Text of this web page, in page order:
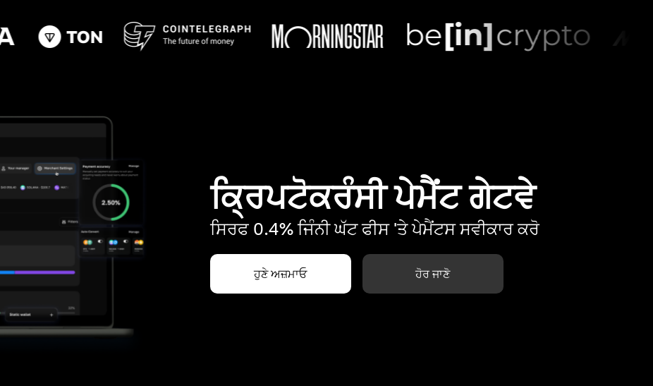
ਕ੍ਰਿਪਟੋਕਰੰਸੀ ਪੇਮੈਂਟ ਗੇਟਵੇ
ਸਿਰਫ 0.4% ਜਿੰਨੀ ਘੱਟ ਫੀਸ 'ਤੇ ਪੇਮੈਂਟਸ ਸਵੀਕਾਰ ਕਰੋ
ਹੁਣੇ ਅਜ਼ਮਾਓ ਹੋਰ ਜਾਣੋ